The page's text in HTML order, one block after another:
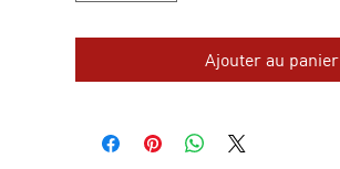
Ajouter au panier